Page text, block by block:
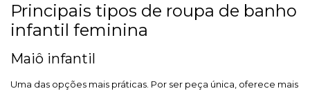
Principais tipos de roupa de banho
infantil feminina
Maiô infantil
Uma das opções mais práticas. Por ser peça única, oferece mais